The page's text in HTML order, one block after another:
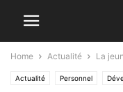
Home Actualité La
Actualité Personnel